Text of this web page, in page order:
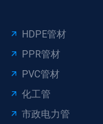
HDPE管材
PPR管材
PVC管材
化工管
市政电力管